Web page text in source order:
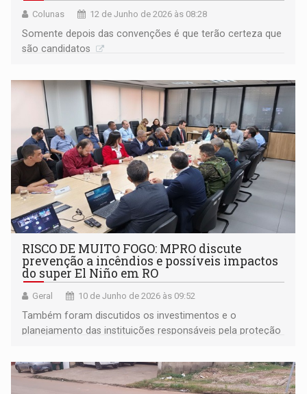
Colunas 12 de Junho de 2026 às 08:28
Somente depois das convenções é que terão certeza que
são candidatos
RISCO DE MUITO FOGO: MPRO discute
prevenção a incêndios e possíveis impactos
do super El Niño em RO
Geral 10 de Junho de 2026 às 09:52
Também foram discutidos os investimentos e o
planejamento das instituições responsáveis pela proteção